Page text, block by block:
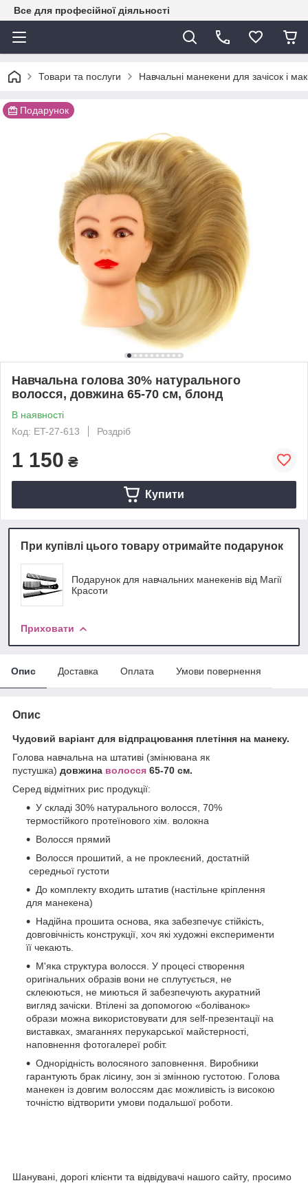
Все для професійної діяльності
Товари та послуги Навчальні манекени для зачісок і
Подарунок
Навчальна голова 30% натурального
волосся, довжина 65-70 см, блонд
В наявності
Код: ET-27-613
Роздріб
1 150 ₴
Купити
При купівлі цього товару отримайте подарунок
Подарунок для навчальних манекенів від Магії
Красоти
Приховати
Опис Доставка Оплата Умови повернення
Опис
Чудовий варіант для відпрацювання плетіння на манеку.
Голова навчальна на штативі (змінювана як
пустушка) довжина волосся 65-70 см.
Серед відмітних рис продукції:
У складі 30% натурального волосся, 70%
термостійкого протеїнового хім. волокна
Волосся прямий
Волосся прошитий, а не проклеєний, достатній
середньої густоти
До комплекту входить штатив (настільне кріплення
для манекена)
Надійна прошита основа, яка забезпечує стійкість,
довговічність конструкції, хоч які художні експерименти
її чекають.
М'яка структура волосся. У процесі створення
оригінальних образів вони не сплутується, не
склеюються, не миються й забезпечують акуратний
вигляд зачіски. Втілені за допомогою «боліванок»
образи можна використовувати для self-презентації на
виставках, змаганнях перукарської майстерності,
наповнення фотогалереї робіт.
Однорідність волосяного заповнення. Виробники
гарантують брак лісину, зон зі змінною густотою. Голова
манекен із довгим волоссям дає можливість із високою
точністю відтворити умови подальшої роботи.
Шанувані, дорогі клієнти та відвідувачі нашого сайту, просимо